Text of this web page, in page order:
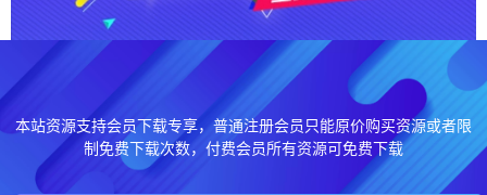
本站资源支持会员下载专享，普通注册会员只能原价购买资源或者限
制免费下载次数，付费会员所有资源可免费下载